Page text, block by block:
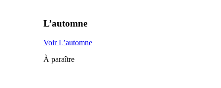
L’automne
Voir L’automne
À paraître